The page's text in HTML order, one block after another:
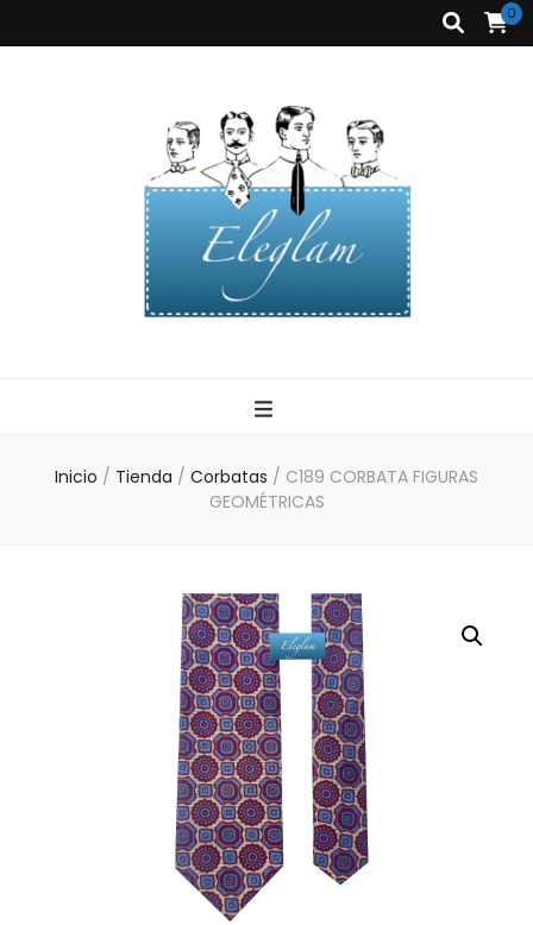
0
Eleglam
Inicio / Tienda / Corbatas / C189 CORBATA FIGURAS
GEOMÉTRICAS